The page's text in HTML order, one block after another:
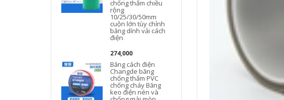
chống thấm chiều
rộng
10/25/30/50mm
cuộn lớn tùy chỉnh
băng dính vải cách
điện
274,000
Băng cách điện
Changde băng
chống thấm PVC
chống cháy Băng
keo điện nén và
Băng cách nhiệt PVC
Băng điện chống
nước Băng cách
điện Chiều rộng
16mm Băng điện dài
10 mét băng dính
vải cách điện
Băng keo cách nhiệt
PVC Băng keo điện